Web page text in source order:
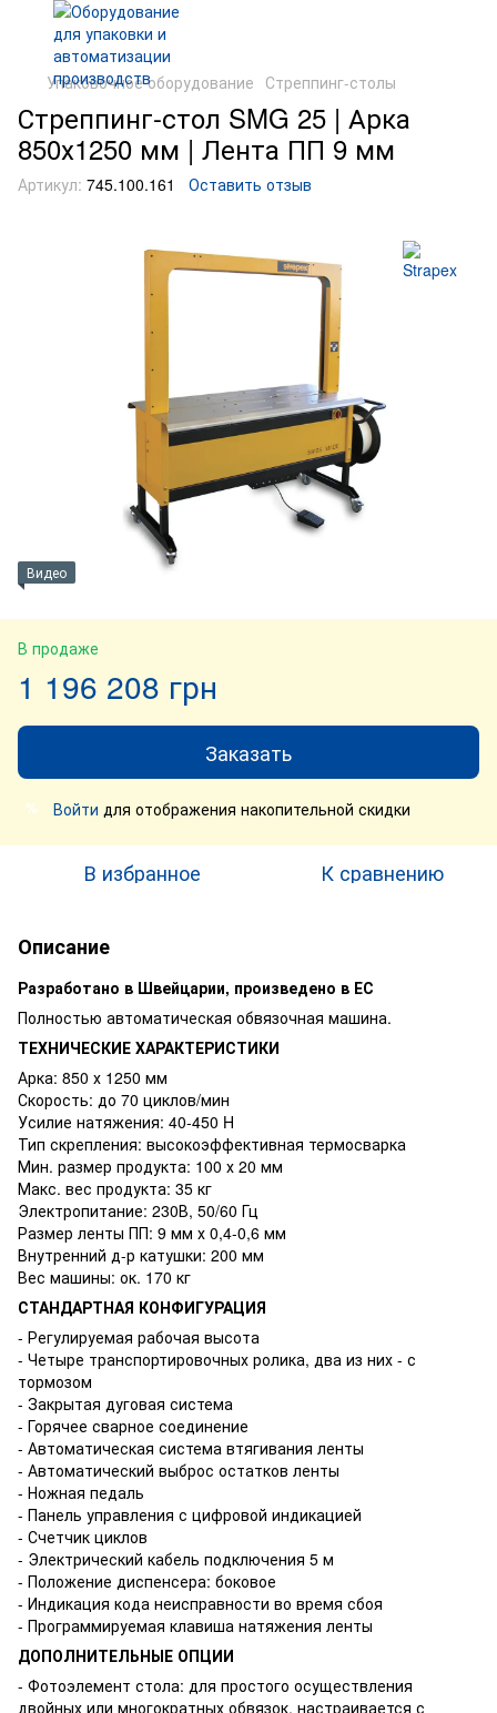
Упаковочное оборудование Стреппинг-столы
Стреппинг-стол SMG 25 | Арка
850х1250 мм | Лента ПП 9 мм
Артикул: 745.100.161 Оставить отзыв
Видео
В продаже
1 196 208 грн
Заказать
% Войти для отображения накопительной скидки
В избранное К сравнению
Описание
Разработано в Швейцарии, произведено в ЕС
Полностью автоматическая обвязочная машина.
ТЕХНИЧЕСКИЕ ХАРАКТЕРИСТИКИ
Арка: 850 х 1250 мм
Скорость: до 70 циклов/мин
Усилие натяжения: 40-450 H
Тип скрепления: высокоэффективная термосварка
Мин. размер продукта: 100 х 20 мм
Макс. вес продукта: 35 кг
Электропитание: 230В, 50/60 Гц
Размер ленты ПП: 9 мм х 0,4-0,6 мм
Внутренний д-р катушки: 200 мм
Вес машины: ок. 170 кг
СТАНДАРТНАЯ КОНФИГУРАЦИЯ
- Регулируемая рабочая высота
- Четыре транспортировочных ролика, два из них - с
тормозом
- Закрытая дуговая система
- Горячее сварное соединение
- Автоматическая система втягивания ленты
- Автоматический выброс остатков ленты
- Ножная педаль
- Панель управления с цифровой индикацией
- Счетчик циклов
- Электрический кабель подключения 5 м
- Положение диспенсера: боковое
- Индикация кода неисправности во время сбоя
- Программируемая клавиша натяжения ленты
ДОПОЛНИТЕЛЬНЫЕ ОПЦИИ
- Фотоэлемент стола: для простого осуществления
двойных или многократных обвязок, настраивается с